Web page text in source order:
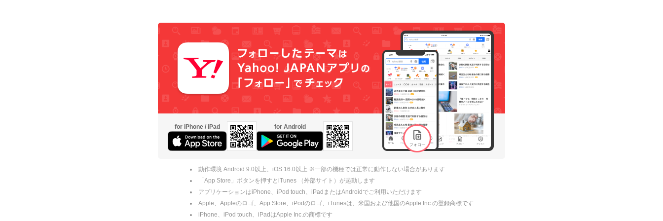
for iPhone / iPad for Android
動作環境 Android 9.0以上、iOS 16.0以上 ※一部の機種では正常に動作しない場合があります
「App Store」ボタンを押すとiTunes （外部サイト）が起動します
アプリケーションはiPhone、iPod touch、iPadまたはAndroidでご利用いただけます
Apple、Appleのロゴ、App Store、iPodのロゴ、iTunesは、米国および他国のApple Inc.の登録商標です
iPhone、iPod touch、iPadはApple Inc.の商標です